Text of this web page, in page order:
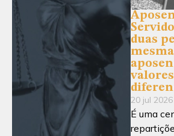
duas
20 jul 2026
É uma